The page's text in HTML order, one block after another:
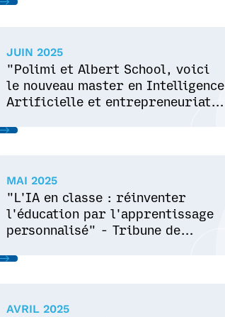
JUIN 2025
"Polimi et Albert School, voici
le nouveau master en Intelligence
Artificielle et entrepreneuriat"
MAI 2025
"L'IA en classe : réinventer
l'éducation par l'apprentissage
personnalisé" - Tribune de
AVRIL 2025